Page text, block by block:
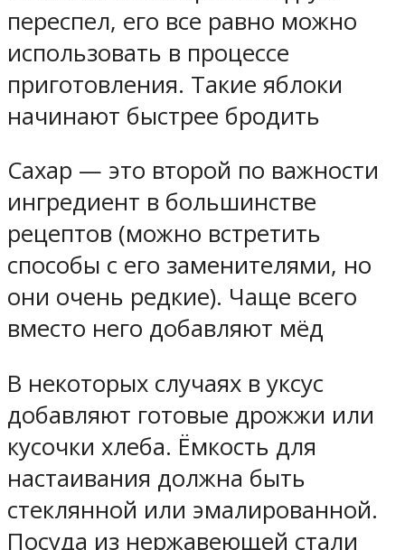
переспел, его все равно можно
использовать в процессе
приготовления. Такие яблоки
начинают быстрее бродить
Сахар — это второй по важности
ингредиент в большинстве
рецептов (можно встретить
способы с его заменителями, но
они очень редкие). Чаще всего
вместо него добавляют мёд
В некоторых случаях в уксус
добавляют готовые дрожжи или
кусочки хлеба. Ёмкость для
настаивания должна быть
стеклянной или эмалированной.
Посуда из нержавеющей стали